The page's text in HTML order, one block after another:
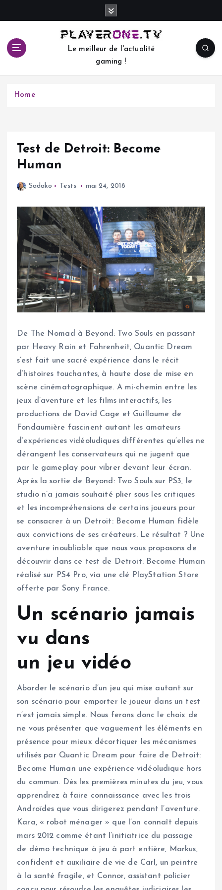
c
Le meilleur de l'actualité
gaming !
Home
Test de Detroit: Become
Human
Sadako Tests mai 24, 2018
De The Nomad à Beyond: Two Souls en passant
par Heavy Rain et Fahrenheit, Quantic Dream
s’est fait une sacré expérience dans le récit
d’histoires touchantes, à haute dose de mise en
scène cinématographique. A mi-chemin entre les
jeux d’aventure et les films interactifs, les
productions de David Cage et Guillaume de
Fondaumière fascinent autant les amateurs
d’expériences vidéoludiques différentes qu’elles ne
dérangent les conservateurs qui ne jugent que
par le gameplay pour vibrer devant leur écran.
Après la sortie de Beyond: Two Souls sur PS3, le
studio n’a jamais souhaité plier sous les critiques
et les incompréhensions de certains joueurs pour
se consacrer à un Detroit: Become Human fidèle
aux convictions de ses créateurs. Le résultat ? Une
aventure inoubliable que nous vous proposons de
découvrir dans ce test de Detroit: Become Human
réalisé sur PS4 Pro, via une clé PlayStation Store
offerte par Sony France.
Un scénario jamais
vu dans
un jeu vidéo
Aborder le scénario d’un jeu qui mise autant sur
son scénario pour emporter le joueur dans un test
n’est jamais simple. Nous ferons donc le choix de
ne vous présenter que vaguement les éléments en
présence pour mieux décortiquer les mécanismes
utilisés par Quantic Dream pour faire de Detroit:
Become Human une expérience vidéoludique hors
du commun. Dès les premières minutes du jeu, vous
apprendrez à faire connaissance avec les trois
Androïdes que vous dirigerez pendant l’aventure.
Kara, « robot ménager » que l’on connaît depuis
mars 2012 comme étant l’initiatrice du passage
de démo technique à jeu à part entière, Markus,
confident et auxiliaire de vie de Carl, un peintre
à la santé fragile, et Connor, assistant policier